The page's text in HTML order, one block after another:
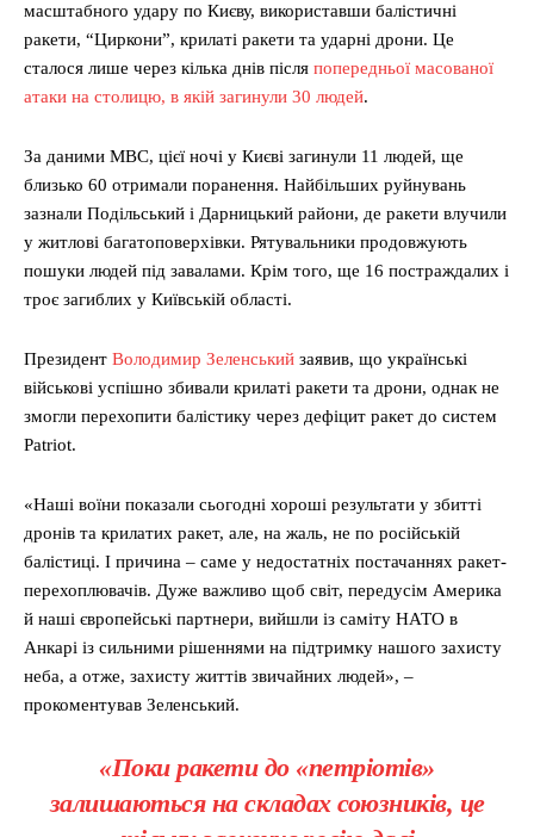
масштабного удару по Києву, використавши балістичні
ракети, “Циркони”, крилаті ракети та ударні дрони. Це
сталося лише через кілька днів після попередньої масованої
атаки на столицю, в якій загинули 30 людей.
За даними МВС, цієї ночі у Києві загинули 11 людей, ще
близько 60 отримали поранення. Найбільших руйнувань
зазнали Подільський і Дарницький райони, де ракети влучили
у житлові багатоповерхівки. Рятувальники продовжують
пошуки людей під завалами. Крім того, ще 16 постраждалих і
троє загиблих у Київській області.
Президент Володимир Зеленський заявив, що українські
військові успішно збивали крилаті ракети та дрони, однак не
змогли перехопити балістику через дефіцит ракет до систем
Patriot.
«Наші воїни показали сьогодні хороші результати у збитті
дронів та крилатих ракет, але, на жаль, не по російській
балістиці. І причина – саме у недостатніх постачаннях ракет-
перехоплювачів. Дуже важливо щоб світ, передусім Америка
й наші європейські партнери, вийшли із саміту НАТО в
Анкарі із сильними рішеннями на підтримку нашого захисту
неба, а отже, захисту життів звичайних людей», –
прокоментував Зеленський.
«Поки ракети до «петріотів»
залишаються на складах союзників, це